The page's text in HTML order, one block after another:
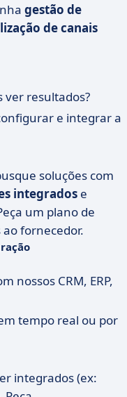
gestão de
de canais
ver resultados?
e integrar a
soluções com
integrados e
um plano de
fornecedor.
nossos CRM, ERP,
tempo real ou por
integrados (ex: